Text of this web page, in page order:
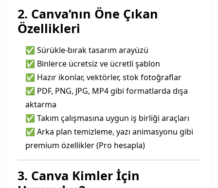
2. Canva’nın Öne Çıkan
Özellikleri
✅ Sürükle-bırak tasarım arayüzü
✅ Binlerce ücretsiz ve ücretli şablon
✅ Hazır ikonlar, vektörler, stok fotoğraflar
✅ PDF, PNG, JPG, MP4 gibi formatlarda dışa
aktarma
✅ Takım çalışmasına uygun iş birliği araçları
✅ Arka plan temizleme, yazı animasyonu gibi
premium özellikler (Pro hesapla)
3. Canva Kimler İçin